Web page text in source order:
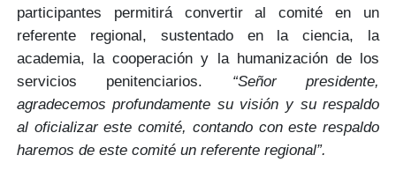
participantes permitirá convertir al comité en un
referente regional, sustentado en laciencia, la
academia, la cooperación y la humanizaciónde los
servicios penitenciarios. “Señor presidente,
agradecemos profundamente su visión y su respaldo
al oficializar este comité, contando con este respaldo
haremos de este comité un referente regional”.